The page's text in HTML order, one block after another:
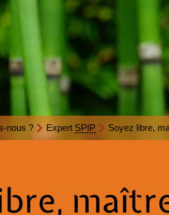
nous ? Expert SPIP Soyez libre,